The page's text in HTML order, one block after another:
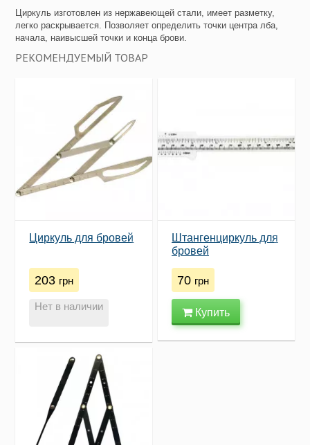
Циркуль изготовлен из нержавеющей стали, имеет разметку,
легко раскрывается. Позволяет определить точки центра лба,
начала, наивысшей точки и конца брови.
РЕКОМЕНДУЕМЫЙ ТОВАР
Циркуль для бровей
203 грн
Нет в наличии
Штангенциркуль для
бровей
70 грн
Купить